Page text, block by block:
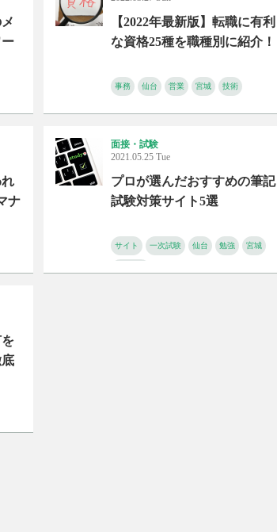
【2022年最新版】転職に有利
な資格25種を職種別に紹介！
事務 仙台 営業 宮城 技術
ナ
面接・試験
2021.05.25 Tue
プロが選んだおすすめの筆記
試験対策サイト5選
サイト 一次試験 仙台 勉強 宮城